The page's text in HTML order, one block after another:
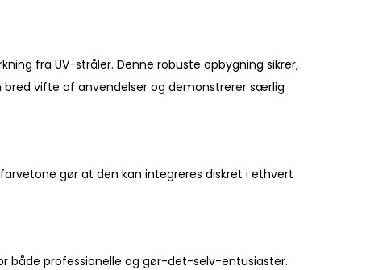
fra UV-stråler. Denne robuste opbygning sikrer,
vifte af anvendelser og demonstrerer særlig
gør at den kan integreres diskret i ethvert
både professionelle og gør-det-selv-entusiaster.